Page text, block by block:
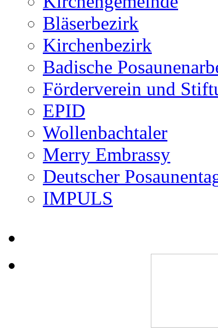
Bläserbezirk
Kirchenbezirk
Badische
Förderverein und
EPID
Wollenbachtaler
Merry Embrassy
Deutscher
IMPULS